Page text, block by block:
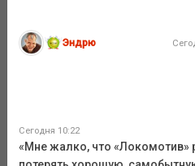
Эндрю
Сегодня 10:22
«Мне жалко, что